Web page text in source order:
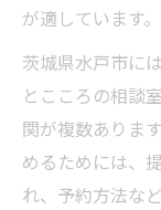
カウ
ックす
カウ
要項目
が適しています。
茨城県水戸市に
とこころの相談
関が複数ありま
めるためには、
れ、予約方法な